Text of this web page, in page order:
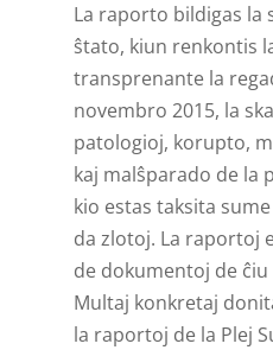
La raporto bildigas la
ŝtato, kiun renkontis
transprenante la
novembro 2015, la
patologioj, korupto,
kaj malŝparado de la
kio estas taksita
da zlotoj. La raportoj
de dokumentoj de
Multaj konkretaj
la raportoj de la Plej